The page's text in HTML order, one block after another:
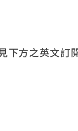
下方之英文訂